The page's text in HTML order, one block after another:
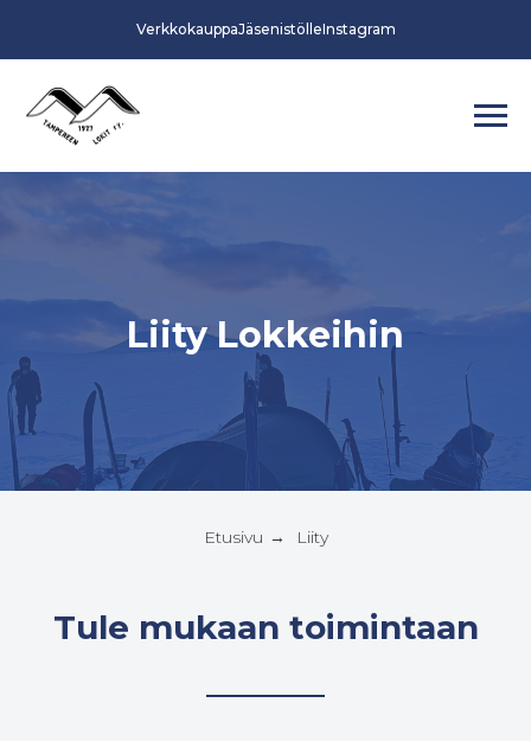
VerkkokauppaJäsenistölleInstagram
Liity Lokkeihin
Etusivu → Liity
Tule mukaan toimintaan